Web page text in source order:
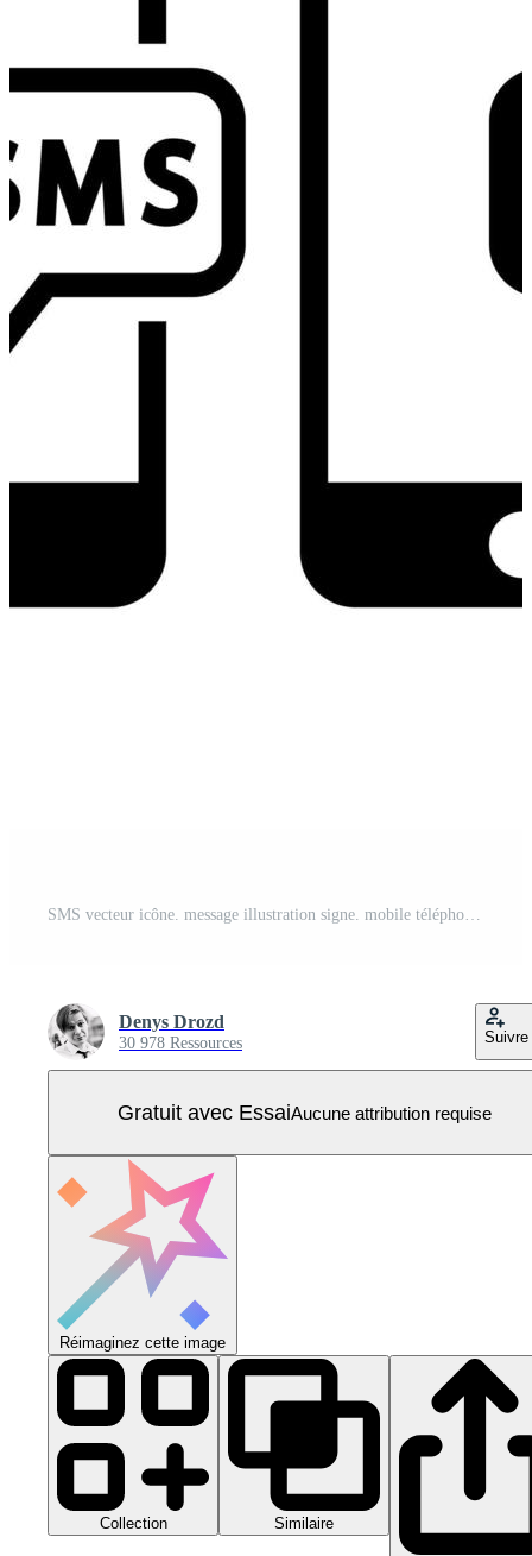
SMS vecteur icône. message illustration signe. mobile téléphone symbole. Vecteur Pro
Denys Drozd
30 978 Ressources Suivre
Gratuit avec EssaiAucune attribution requise
Réimaginez cette image
Collection Similaire